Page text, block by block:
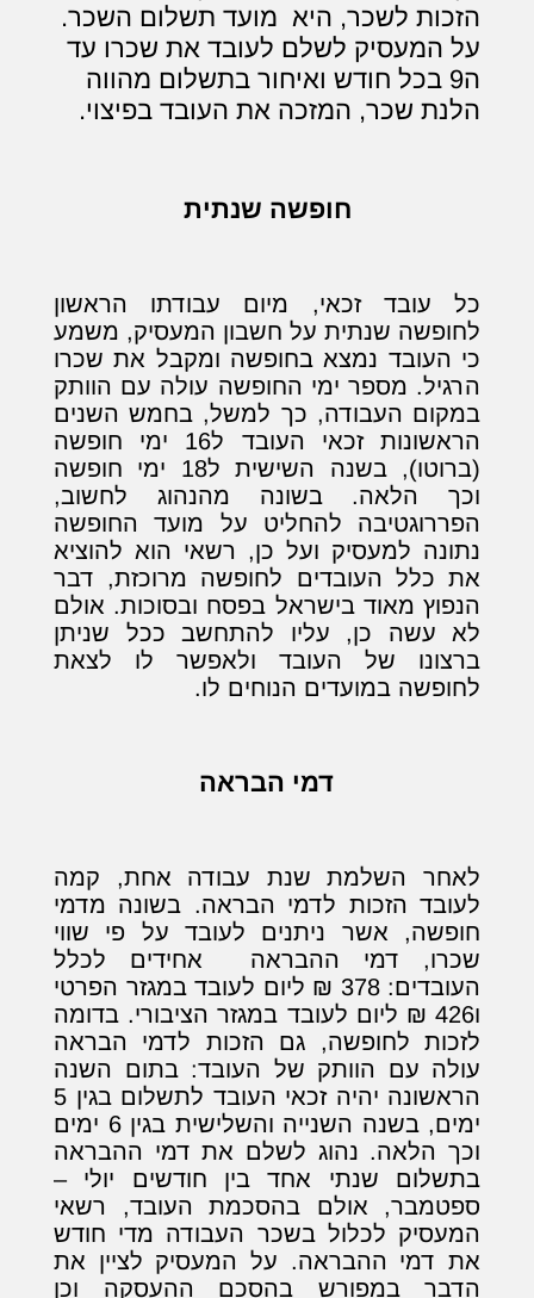
הזכות לשכר, היא מועד תשלום השכר.
על המעסיק לשלם לעובד את שכרו עד
ה9 בכל חודש ואיחור בתשלום מהווה
הלנת שכר, המזכה את העובד בפיצוי.
חופשה שנתית
כל עובד זכאי, מיום עבודתו הראשון
לחופשה שנתית על חשבון המעסיק, משמע
כי העובד נמצא בחופשה ומקבל את שכרו
הרגיל. מספר ימי החופשה עולה עם הוותק
במקום העבודה, כך למשל, בחמש השנים
הראשונות זכאי העובד ל16 ימי חופשה
(ברוטו), בשנה השישית ל18 ימי חופשה
וכך הלאה. בשונה מהנהוג לחשוב,
הפררוגטיבה להחליט על מועד החופשה
נתונה למעסיק ועל כן, רשאי הוא להוציא
את כלל העובדים לחופשה מרוכזת, דבר
הנפוץ מאוד בישראל בפסח ובסוכות. אולם
לא עשה כן, עליו להתחשב ככל שניתן
ברצונו של העובד ולאפשר לו לצאת
לחופשה במועדים הנוחים לו.
דמי הבראה
לאחר השלמת שנת עבודה אחת, קמה
לעובד הזכות לדמי הבראה. בשונה מדמי
חופשה, אשר ניתנים לעובד על פי שווי
שכרו, דמי ההבראה אחידים לכלל
העובדים: 378 ₪ ליום לעובד במגזר הפרטי
ו426 ₪ ליום לעובד במגזר הציבורי. בדומה
לזכות לחופשה, גם הזכות לדמי הבראה
עולה עם הוותק של העובד: בתום השנה
הראשונה יהיה זכאי העובד לתשלום בגין 5
ימים, בשנה השנייה והשלישית בגין 6 ימים
וכך הלאה. נהוג לשלם את דמי ההבראה
בתשלום שנתי אחד בין חודשים יולי –
ספטמבר, אולם בהסכמת העובד, רשאי
המעסיק לכלול בשכר העבודה מדי חודש
את דמי ההבראה. על המעסיק לציין את
הדבר במפורש בהסכם ההעסקה וכן